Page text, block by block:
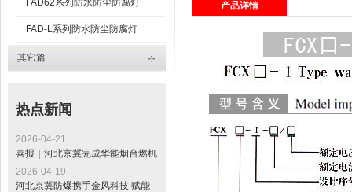
FAD62系列防水防尘防腐灯
FAD-L系列防水防尘防腐灯
FAD-S防水防尘防腐灯
其它篇
热点新闻
2026-04-21
喜报｜河北京冀完成华能烟台燃机
发电项目电缆桥架交付，助力山东
“十四五” 重点工程建设
2026-04-19
河北京冀防爆携手金风科技 赋能
产品详情